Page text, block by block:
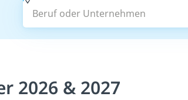
2026 & 2027